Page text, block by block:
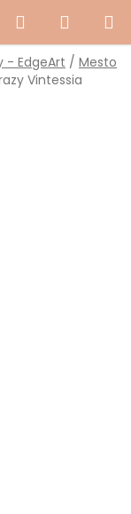
Hľadať
KOŠÍK
- EdgeArt / Mesto
Vintessia